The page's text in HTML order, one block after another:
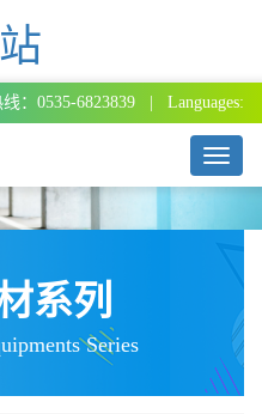
：0535-6823839 | Languages:
T
o
g
i
g
系列
Series